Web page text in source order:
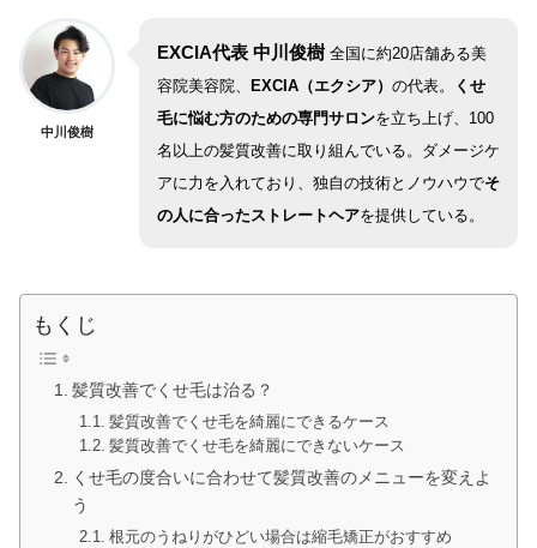
中川俊樹
EXCIA代表 中川俊樹 全国に約20店舗ある美
容院美容院、
EXCIA（エクシア） の代表。
くせ
毛に悩む方のための専門サロンを立ち上げ、100
名以上の髪質改善に取り組んでいる。ダメージケ
アに力を入れており、独自の技術とノウハウでそ
の人に合ったストレートヘアを提供している。
もくじ
髪質改善でくせ毛は治る？
髪質改善でくせ毛を綺麗にできるケース
髪質改善でくせ毛を綺麗にできないケース
くせ毛の度合いに合わせて髪質改善のメニューを変えよ
う
根元のうねりがひどい場合は縮毛矯正がおすすめ